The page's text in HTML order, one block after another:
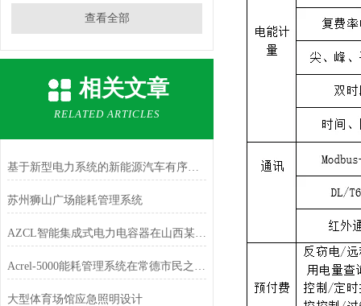
查看全部
相关文章
RELATED ARTICLES
基于新型电力系统的新能源汽车有序充电解决方案
苏州狮山广场能耗管理系统
AZCL智能集成式电力电容器在山西某人民医院中的应用
Acrel-5000能耗管理系统在常德市民之家的应用
大型体育场馆应急照明设计